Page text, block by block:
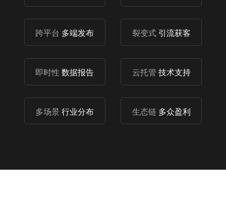
跨平台 多端发布 裂变式引流获客
即时性 数据报告 云托管 技术支持
多场景行业分布 生态链多众盈利